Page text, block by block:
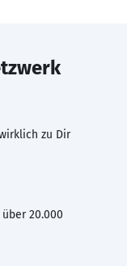
zu Dir
20.000